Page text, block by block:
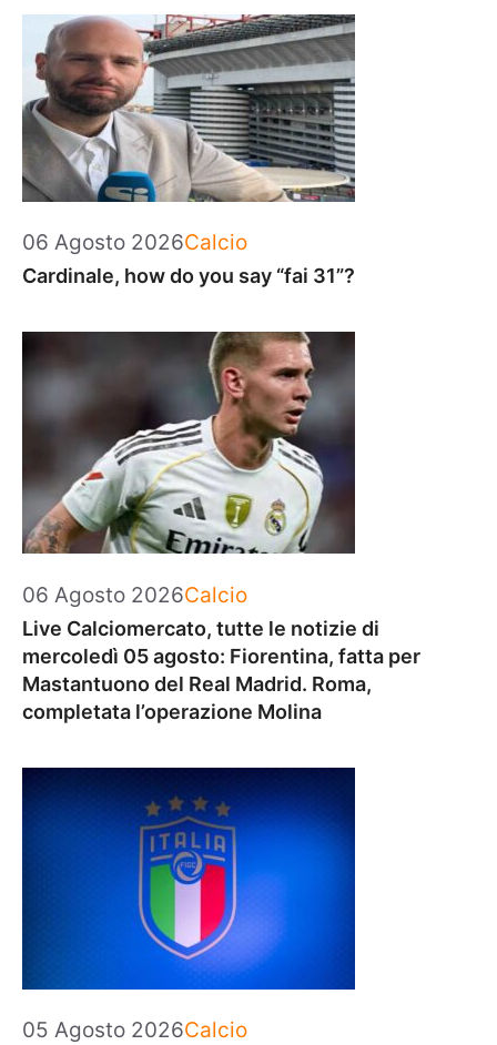
06 Agosto 2026Categorie
Calcio
Cardinale, how do you say “fai 31”?
06 Agosto 2026Categorie
Calcio
Live Calciomercato, tutte le notizie di
mercoledì 05 agosto: Fiorentina, fatta per
Mastantuono del Real Madrid. Roma,
completata l’operazione Molina
05 Agosto 2026Categorie
Calcio